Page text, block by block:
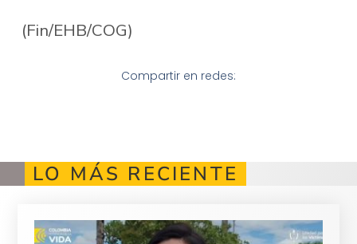
(Fin/EHB/COG)
Compartir en redes:
LO MÁS RECIENTE